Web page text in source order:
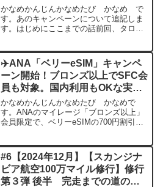
要注意 カウンター対応してもら
えない場合も？
かなめかんじんかなめたび かなめ で
す。あのキャンペーンについて追記しま
す。はじめにここまでの話前回、タロ
ていません。こだわったポイント（以遠
権路線・パッセンジャーサー...
✈️ANA「ベリーeSIM」キャンペ
ーン開始！ブロンズ以上でSFC会
員も対象。国内利用もOKな実用
特典
かなめかんじんかなめたび かなめで
す。ANAのマイレージ「ブロンズ以上」
会員限定で、ベリーeSIMの700円割引ク
であれば1GB×7日間無料利用できます。
【キャンペーン...
#6【2024年12月】【スカンジナ
ビア航空100万マイル修行】修行
第３弾 後半 完走までの道の